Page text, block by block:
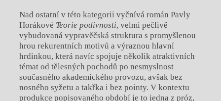
Nad ostatní v této kategorii vyčnívá román Pavly
Horákové Teorie podivnosti, velmi pečlivě
vybudovaná vypravěčská struktura s promyšlenou
hrou rekurentních motivů a výraznou hlavní
hrdinkou, která navíc spojuje několik atraktivních
témat od tělesných pochodů po nesmyslnost
současného akademického provozu, avšak bez
nosného syžetu a takřka i bez pointy. V kontextu
produkce popisovaného období je to jedna z próz,